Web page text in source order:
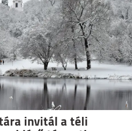
invitál a téli